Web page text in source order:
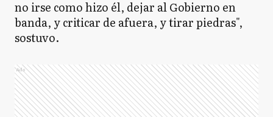
no irse como hizo él, dejar al Gobierno en
banda, y criticar de afuera, y tirar piedras",
sostuvo.
Ads